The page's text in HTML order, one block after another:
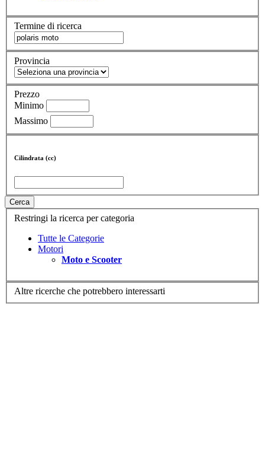
Termine di ricerca
Provincia
Prezzo
Minimo
Massimo
Cilindrata (cc)
Cerca
Restringi la ricerca per categoria
Tutte le Categorie
Motori
Moto e Scooter
Altre ricerche che potrebbero interessarti